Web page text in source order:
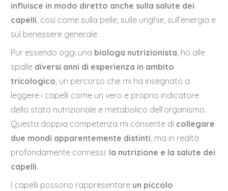
influisce in modo diretto anche sulla salute dei
capelli, così come sulla pelle, sulle unghie, sull’energia e
sul benessere generale.
Pur essendo oggi una biologa nutrizionista, ho alle
spalle diversi anni di esperienza in ambito
tricologico, un percorso che mi ha insegnato a
leggere i capelli come un vero e proprio indicatore
dello stato nutrizionale e metabolico dell’organismo.
Questa doppia competenza mi consente di collegare
due mondi apparentemente distinti, ma in realtà
profondamente connessi: la nutrizione e la salute dei
capelli.
I capelli possono rappresentare un piccolo